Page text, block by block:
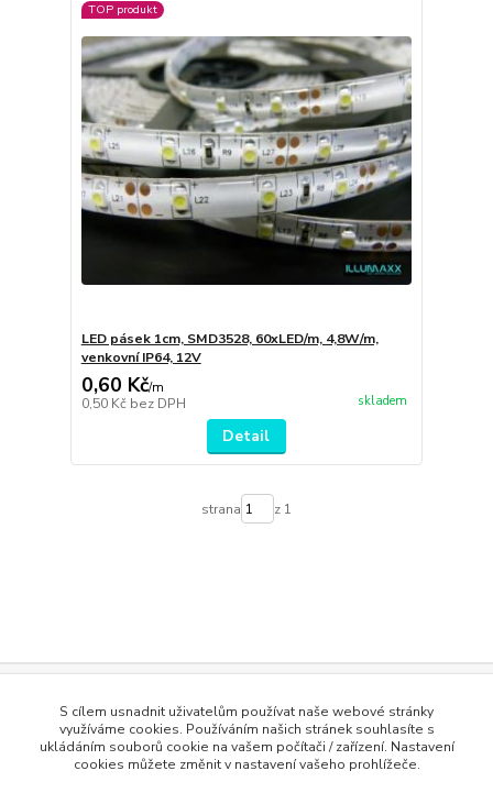
TOP produkt
LED pásek 1cm, SMD3528, 60xLED/m, 4,8W/m,
venkovní IP64, 12V
0,60 Kč/m
0,50 Kč bez DPH skladem
Detail
strana z 1
Podle zákona o evidenci tržeb je prodávající povinen vystavit
kupujícímu účtenku. Zároveň je povinen zaevidovat přijatou tržbu u
správce daně online; v případě technického výpadku pak nejpozději do
S cílem usnadnit uživatelům používat naše webové stránky
využíváme cookies. Používáním našich stránek souhlasíte s
ukládáním souborů cookie na vašem počítači / zařízení. Nastavení
cookies můžete změnit v nastavení vašeho prohlížeče.